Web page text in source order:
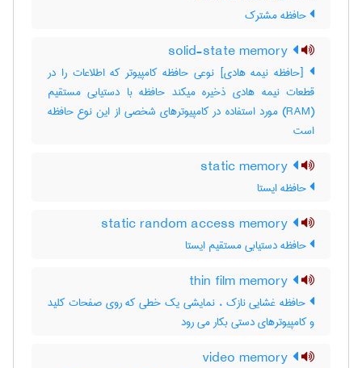
حافظه مشترک
[حافظه نیمه هادی] نوعی حافظه کامپیوتر که اطلاعات را در
قطعات نیمه هادی ذخیره میکند حافظه با دستیابی مستقیم
(‎RAM) مورد استفاده در کامپیوترهای شخصی از این نوع حافظه
است
حافظه ایستا
حافظه دستیابی مستقیم ایستا
حافظه غشایی نازک ، نمایشی یک خطی که روی صفحات کلید
و کامپیوترهای دستی بکار می رود